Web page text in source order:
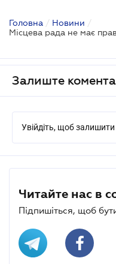
Головна / Новини /
Залиште
Увійдіть, щоб
Читайте нас в
Підпишіться, щоб